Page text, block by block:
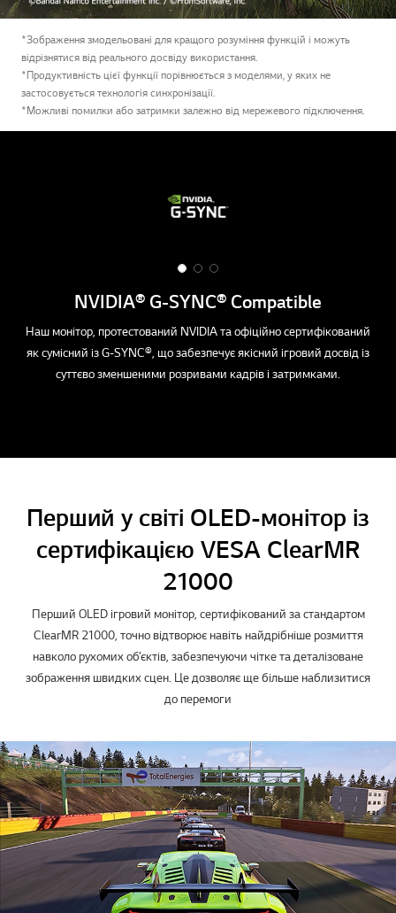
*Зображення змодельовані для кращого розуміння функцій і можуть
відрізнятися від реального досвіду використання.
*Продуктивність цієї функції порівнюється з моделями, у яких не
застосовується технологія синхронізації.
*Можливі помилки або затримки залежно від мережевого підключення.
NVIDIA® G-SYNC® Compatible
Наш монітор, протестований NVIDIA та офіційно сертифікований
як сумісний із G-SYNC®, що забезпечує якісний ігровий досвід із
суттєво зменшеними розривами кадрів і затримками.
1
f
3
2
f
3
3
f
3
Перший у світі OLED-монітор із
сертифікацією VESA ClearMR
21000
Перший OLED ігровий монітор, сертифікований за стандартом
ClearMR 21000, точно відтворює навіть найдрібніше розмиття
навколо рухомих об’єктів, забезпечуючи чітке та деталізоване
зображення швидких сцен. Це дозволяє ще більше наблизитися
до перемоги